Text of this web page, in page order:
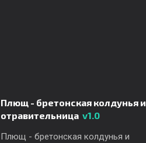
Плющ - бретонская колдунья и
отравительница v1.0
Плющ - бретонская колдунья и